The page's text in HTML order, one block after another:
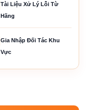
Tài Liệu Xử Lý Lỗi Từ
Hãng
Gia Nhập Đối Tác Khu
Vực